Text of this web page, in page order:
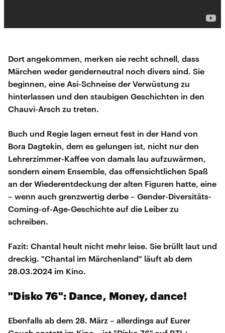
Dort angekommen, merken sie recht schnell, dass
Märchen weder genderneutral noch divers sind. Sie
beginnen, eine Asi-Schneise der Verwüstung zu
hinterlassen und den staubigen Geschichten in den
Chauvi-Arsch zu treten.
Buch und Regie lagen erneut fest in der Hand von
Bora Dagtekin, dem es gelungen ist, nicht nur den
Lehrerzimmer-Kaffee von damals lau aufzuwärmen,
sondern einem Ensemble, das offensichtlichen Spaß
an der Wiederentdeckung der alten Figuren hatte, eine
– wenn auch grenzwertig derbe – Gender-Diversitäts-
Coming-of-Age-Geschichte auf die Leiber zu
schreiben.
Fazit: Chantal heult nicht mehr leise. Sie brüllt laut und
dreckig. "Chantal im Märchenland" läuft ab dem
28.03.2024 im Kino.
"Disko 76": Dance, Money, dance!
Ebenfalls ab dem 28. März – allerdings auf Eurer